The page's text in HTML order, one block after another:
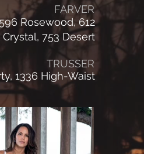
FARVER
Rosewood, 612
Crystal, 753 Desert
TRUSSER
1336 High-Waist